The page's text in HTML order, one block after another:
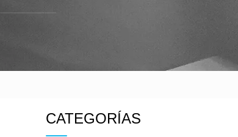
CATEGORÍAS